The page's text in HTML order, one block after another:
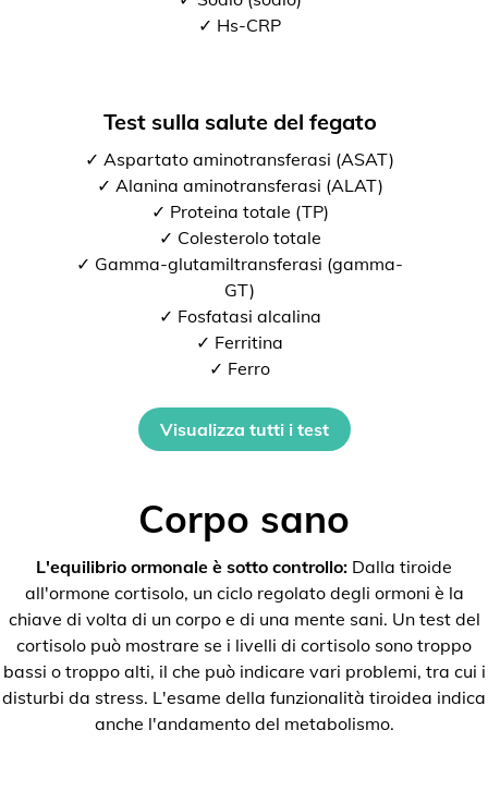
✓ Hs-CRP
Test sulla salute del fegato
✓ Aspartato aminotransferasi (ASAT)
✓ Alanina aminotransferasi (ALAT)
✓ Proteina totale (TP)
✓ Colesterolo totale
✓ Gamma-glutamiltransferasi (gamma-
GT)
✓ Fosfatasi alcalina
✓ Ferritina
✓ Ferro
Visualizza tutti i test
Corpo sano
L'equilibrio ormonale è sotto controllo: Dalla tiroide
all'ormone cortisolo, un ciclo regolato degli ormoni è la
chiave di volta di un corpo e di una mente sani. Un test del
cortisolo può mostrare se i livelli di cortisolo sono troppo
bassi o troppo alti, il che può indicare vari problemi, tra cui i
disturbi da stress. L'esame della funzionalità tiroidea indica
anche l'andamento del metabolismo.